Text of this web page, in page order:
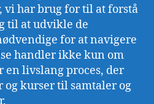
vi har brug for til at forstå
til at udvikle de
for at navigere
handler ikke kun om
livslang proces, der
og kurser til samtaler og